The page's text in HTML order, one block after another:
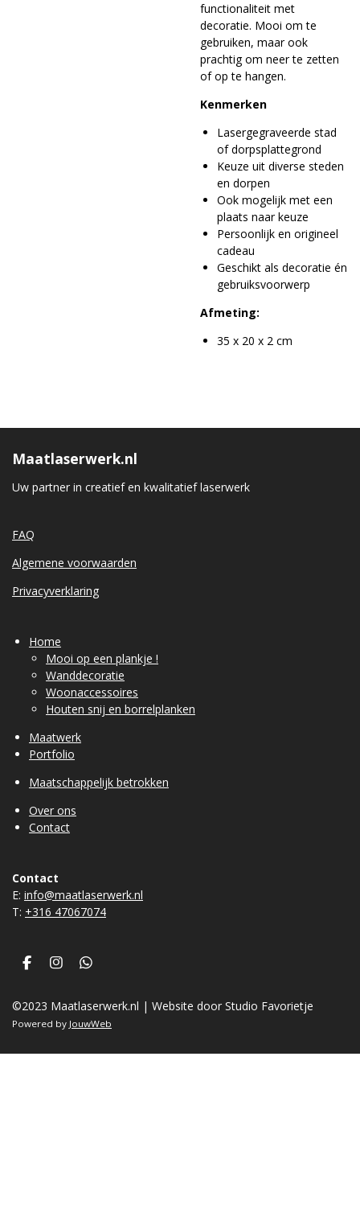
functionaliteit met
decoratie. Mooi om te
gebruiken, maar ook
prachtig om neer te zetten
of op te hangen.
Kenmerken
Lasergegraveerde stad
of dorpsplattegrond
Keuze uit diverse steden
en dorpen
Ook mogelijk met een
plaats naar keuze
Persoonlijk en origineel
cadeau
Geschikt als decoratie én
gebruiksvoorwerp
Afmeting:
35 x 20 x 2 cm
Maatlaserwerk.nl
Uw partner in creatief en kwalitatief laserwerk
FAQ
Algemene voorwaarden
Privacyverklaring
Home
Mooi op een plankje !
Wanddecoratie
Woonaccessoires
Houten snij en borrelplanken
Maatwerk
Portfolio
Maatschappelijk betrokken
Over ons
Contact
Contact
E: info@maatlaserwerk.nl
T: +316 47067074
F
e
b
o
k
I
t
a
g
a
W
t
s
A
p
©2023 Maatlaserwerk.nl | Website door Studio Favorietje
Powered by JouwWeb